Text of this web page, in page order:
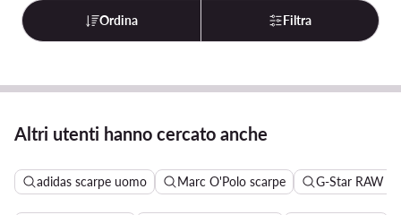
Ordina Filtra
Altri utenti hanno cercato anche
adidas scarpe uomo Marc O'Polo scarpe G-Star RAW